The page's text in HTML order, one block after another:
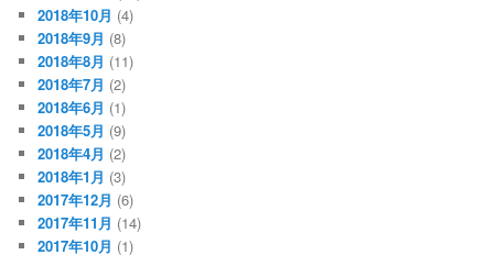
2018年10月 (4)
2018年9月 (8)
2018年8月 (11)
2018年7月 (2)
2018年6月 (1)
2018年5月 (9)
2018年4月 (2)
2018年1月 (3)
2017年12月 (6)
2017年11月 (14)
2017年10月 (1)